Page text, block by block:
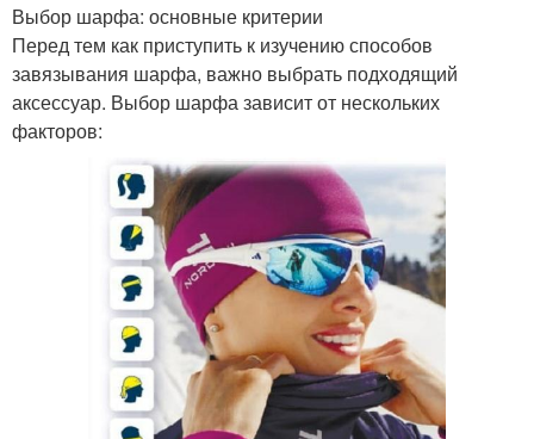
Выбор шарфа: основные критерии
Перед тем как приступить к изучению способов
завязывания шарфа, важно выбрать подходящий
аксессуар. Выбор шарфа зависит от нескольких
факторов: